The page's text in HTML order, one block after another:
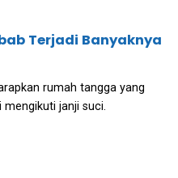
Terjadi Banyaknya
rumah tangga yang
janji suci.